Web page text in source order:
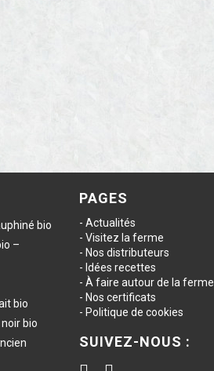
bio
–
bio
bio
PAGES
Actualités
Visitez la ferme
Nos distributeurs
Idées recettes
À faire autour de la ferme
Nos certificats
Politique de cookies
SUIVEZ-NOUS :